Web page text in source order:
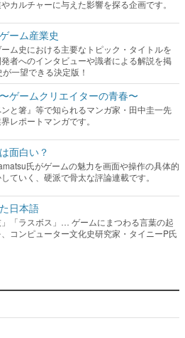
カルチャーに与えた影響を探る企画です。
ーム産業史
ム史における主要なトピック・タイトルを
者へのインタビューや識者による解説を掲
一望できる決定版！
ゲームクリエイターの青春〜
ンと箸』等で知られるマンガ家・田中圭一先
レポートマンガです。
面白い？
氏がゲームの魅力を画面や操作の具体的
ていく、硬派で骨太な評論連載です。
日本語
」「ラスボス」… ゲームにまつわる言葉の起
コンピューター文化史研究家・タイニーP氏